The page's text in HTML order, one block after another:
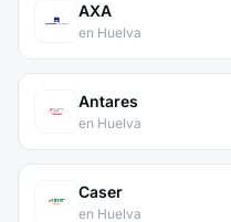
AXA
en Huelva
Antares
en Huelva
Caser
en Huelva